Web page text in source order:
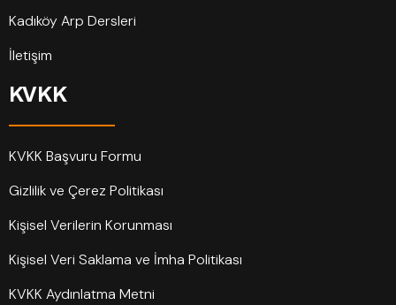
Kadıköy Arp Dersleri
İletişim
KVKK
KVKK Başvuru Formu
Gizlilik ve Çerez Politikası
Kişisel Verilerin Korunması
Kişisel Veri Saklama ve İmha Politikası
KVKK Aydınlatma Metni